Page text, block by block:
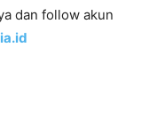
dan follow akun